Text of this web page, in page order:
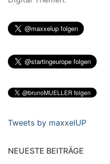
Tweets by maxxelUP
NEUESTE BEITRÄGE